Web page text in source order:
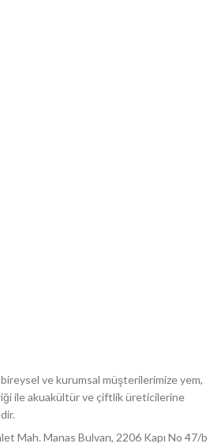
bireysel ve kurumsal müşterilerimize yem,
ile akuakültür ve çiftlik üreticilerine
Mah. Manas Bulvarı, 2206 Kapı No 47/b